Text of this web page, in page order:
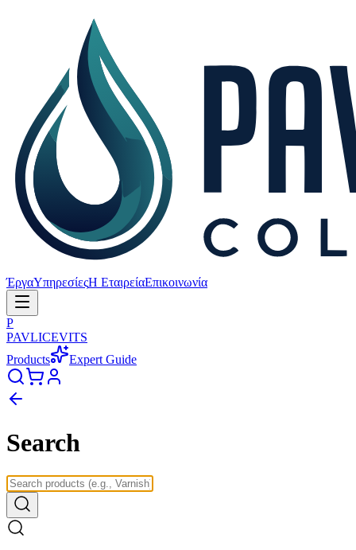
ΈργαΥπηρεσίεςΗ ΕταιρείαΕπικοινωνία
P
PAVLICEVITS
Products
Expert Guide
Search